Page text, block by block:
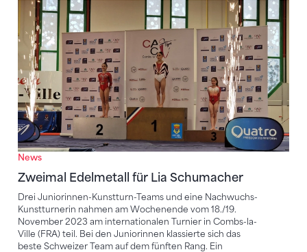
News
Zweimal Edelmetall für Lia Schumacher
Drei Juniorinnen-Kunstturn-Teams und eine Nachwuchs-
Kunstturnerin nahmen am Wochenende vom 18./19.
November 2023 am internationalen Turnier in Combs-la-
Ville (FRA) teil. Bei den Juniorinnen klassierte sich das
beste Schweizer Team auf dem fünften Rang. Ein
Zweimal Edelmetall für Lia Schumacher